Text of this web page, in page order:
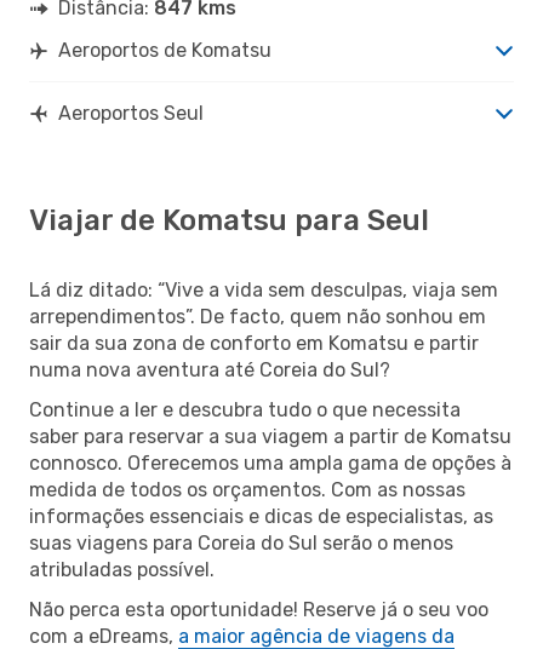
Distância: 847 kms
Aeroportos de Komatsu
Aeroportos Seul
Viajar de Komatsu para Seul
Lá diz ditado: “Vive a vida sem desculpas, viaja sem
arrependimentos”. De facto, quem não sonhou em
sair da sua zona de conforto em Komatsu e partir
numa nova aventura até Coreia do Sul?
Continue a ler e descubra tudo o que necessita
saber para reservar a sua viagem a partir de Komatsu
connosco. Oferecemos uma ampla gama de opções à
medida de todos os orçamentos. Com as nossas
informações essenciais e dicas de especialistas, as
suas viagens para Coreia do Sul serão o menos
atribuladas possível.
Não perca esta oportunidade! Reserve já o seu voo
com a eDreams, a maior agência de viagens da